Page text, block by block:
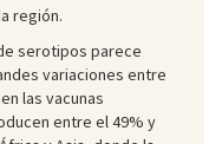
región.
serotipos parece
variaciones entre
las vacunas
entre el 49% y